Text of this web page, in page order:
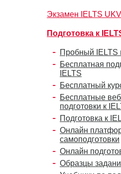
Экзамен IELTS UKVI
Подготовка к
Пробный IELTS
Бесплатная
IELTS
Бесплатный
Бесплатные
подготовки к
Подготовка к
Онлайн
самоподготовки
Онлайн
Образцы